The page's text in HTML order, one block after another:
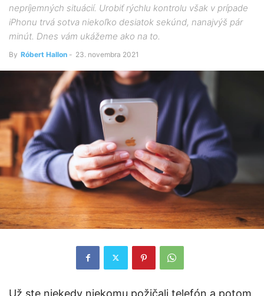
nepríjemných situácií. Urobiť rýchlu kontrolu však v prípade
iPhonu trvá sotva niekoľko desiatok sekúnd, nanajvýš pár
minút. Dnes vám ukážeme ako na to.
By Róbert Hallon - 23. novembra 2021
Už ste niekedy niekomu požičali telefón a potom